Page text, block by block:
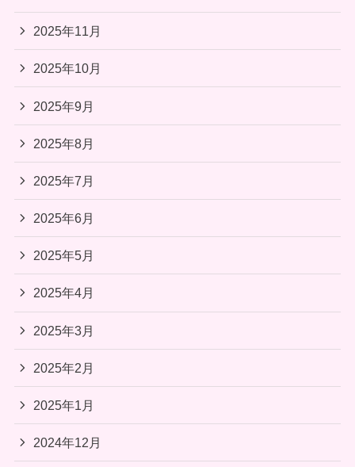
2025年11月
2025年10月
2025年9月
2025年8月
2025年7月
2025年6月
2025年5月
2025年4月
2025年3月
2025年2月
2025年1月
2024年12月